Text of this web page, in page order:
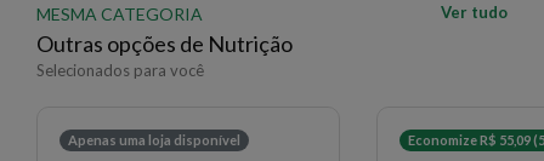
MESMA CATEGORIA
Outras opções de Nutrição
Selecionados para você
Ver tudo
Apenas uma loja disponível Economize R$ 55,09